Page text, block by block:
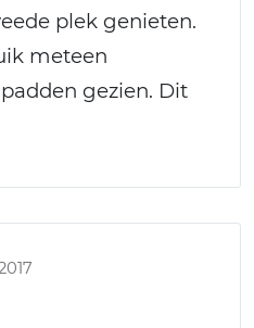
plek genieten.
meteen
gezien. Dit